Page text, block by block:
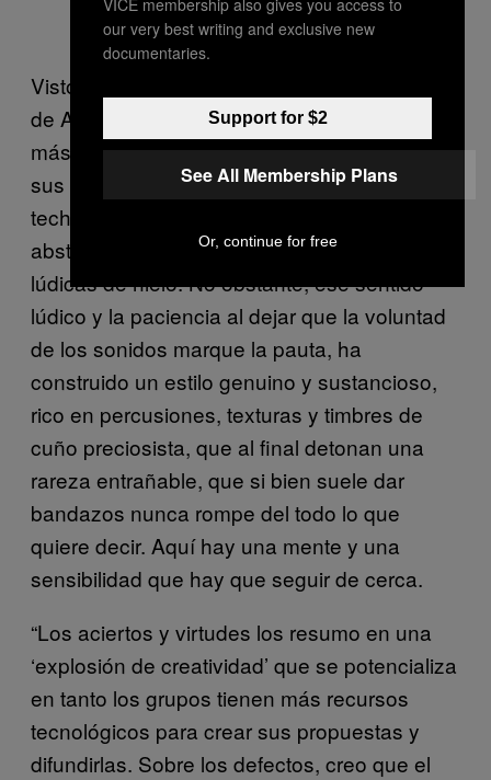
Visto a detalle, el aún joven corpus creativo
de Allbyna (César Hernández) ha estado
más de cerca de las fronteras entre el beat y
sus resquebrajos exploratorios, en donde el
techno se desmorona y la ambigüedad de la
abstracción configura pequeñas estatuas
lúdicas de hielo. No obstante, ese sentido
lúdico y la paciencia al dejar que la voluntad
de los sonidos marque la pauta, ha
construido un estilo genuino y sustancioso,
rico en percusiones, texturas y timbres de
cuño preciosista, que al final detonan una
rareza entrañable, que si bien suele dar
bandazos nunca rompe del todo lo que
quiere decir. Aquí hay una mente y una
sensibilidad que hay que seguir de cerca.
“Los aciertos y virtudes los resumo en una
‘explosión de creatividad’ que se potencializa
en tanto los grupos tienen más recursos
tecnológicos para crear sus propuestas y
difundirlas. Sobre los defectos, creo que el
our very best writing and exclusive new
documentaries.
Support for $2
See All Membership Plans
Or, continue for free